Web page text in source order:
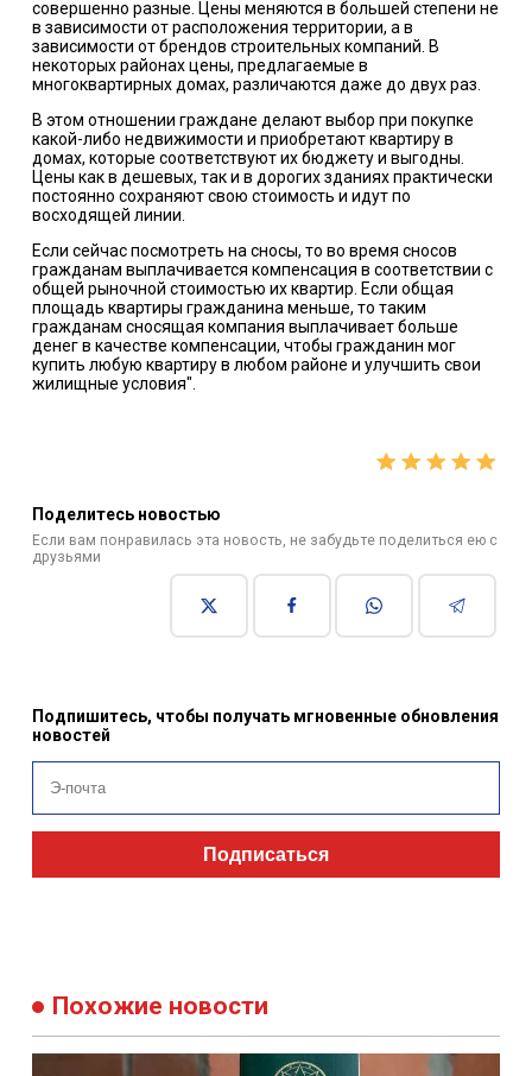
совершенно разные. Цены меняются в большей степени не
в зависимости от расположения территории, а в
зависимости от брендов строительных компаний. В
некоторых районах цены, предлагаемые в
многоквартирных домах, различаются даже до двух раз.
В этом отношении граждане делают выбор при покупке
какой-либо недвижимости и приобретают квартиру в
домах, которые соответствуют их бюджету и выгодны.
Цены как в дешевых, так и в дорогих зданиях практически
постоянно сохраняют свою стоимость и идут по
восходящей линии.
Если сейчас посмотреть на сносы, то во время сносов
гражданам выплачивается компенсация в соответствии с
общей рыночной стоимостью их квартир. Если общая
площадь квартиры гражданина меньше, то таким
гражданам сносящая компания выплачивает больше
денег в качестве компенсации, чтобы гражданин мог
купить любую квартиру в любом районе и улучшить свои
жилищные условия".
Поделитесь новостью
Если вам понравилась эта новость, не забудьте поделиться ею с
друзьями
Подпишитесь, чтобы получать мгновенные обновления
новостей
Подписаться
Похожие новости